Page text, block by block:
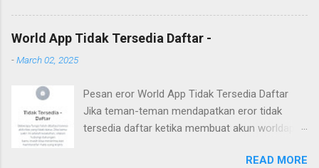
sudah bermain dari awal yang mempunyai
keyakinan hanya dengan on device selama 24
yang dikeluarkan selama bermain airdrop
catizen ini. Berikut ini beberapa pelajaran yang
bisa diambil dari airdrop catizen. Angry cute cat
World App Tidak Tersedia Daftar -
-March 02, 2025
Pesan eror World App Tidak Tersedia Daftar
Jika teman-teman mendapatkan eror tidak
tersedia daftar ketika membuat akun worldapp,
baru. Pesan eror ini terjadi karena ponsel yang
READ MORE